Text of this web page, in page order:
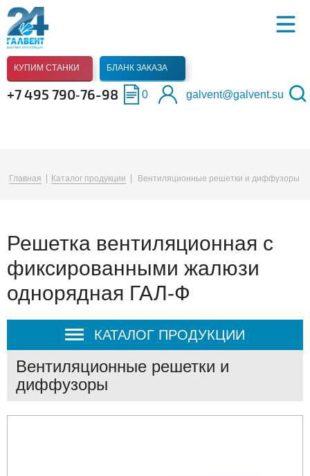
КУПИМ СТАНКИ БЛАНК ЗАКАЗА
+7 495 790‑76-98 0 galvent@galvent.su
Главная Каталог продукции Вентиляционные решетки и диффузоры
Решетка вентиляционная с
фиксированными жалюзи
однорядная ГАЛ-Ф
КАТАЛОГ ПРОДУКЦИИ
Вентиляционные решетки и
диффузоры